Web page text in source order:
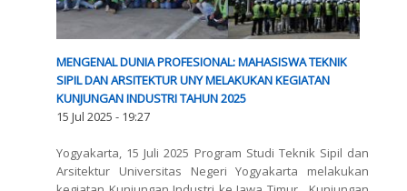
MENGENAL DUNIA PROFESIONAL: MAHASISWA TEKNIK
SIPIL DAN ARSITEKTUR UNY MELAKUKAN KEGIATAN
KUNJUNGAN INDUSTRI TAHUN 2025
15 Jul 2025 - 19:27
Yogyakarta, 15 Juli 2025 Program Studi Teknik Sipil dan
Arsitektur Universitas Negeri Yogyakarta melakukan